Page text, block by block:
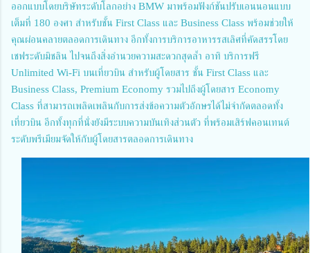
ออกแบบโดยบริษัทระดับโลกอย่าง BMW มาพร้อมฟังก์ชันปรับเอนนอนแบบ
เต็มที่ 180 องศา สำหรับชั้น First Class และ Business Class พร้อมช่วยให้
คุณผ่อนคลายตลอดการเดินทาง อีกทั้งการบริการอาหารรสเลิศที่คัดสรรโดย
เชฟระดับมิชลิน ไปจนถึงสิ่งอำนวยความสะดวกสุดล้ำ อาทิ บริการฟรี
Unlimited Wi-Fi บนเที่ยวบิน สำหรับผู้โดยสาร ชั้น First Class และ
Business Class, Premium Economy รวมไปถึงผู้โดยสาร Economy
Class ที่สามารถเพลิดเพลินกับการส่งข้อความตัวอักษรได้ไม่จำกัดตลอดทั้ง
เที่ยวบิน อีกทั้งทุกที่นั่งยังมีระบบความบันเทิงส่วนตัว ที่พร้อมเสิร์ฟคอนเทนต์
ระดับพรีเมียมจัดให้กับผู้โดยสารตลอดการเดินทาง